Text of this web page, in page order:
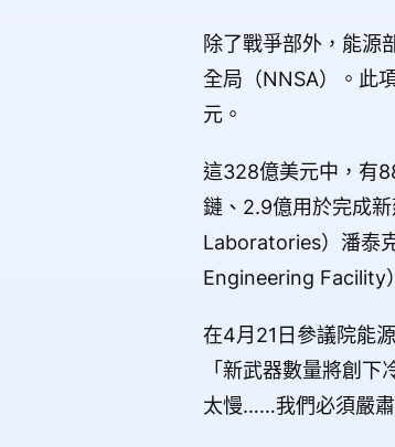
除了戰爭部外，能源
全局（NNSA）。此
元。
這328億美元中，有
鏈、2.9億用於完成
Laboratories）潘泰
Engineering Facility
在4月21日參議院能
「新武器數量將創
太慢……我們必須嚴肅